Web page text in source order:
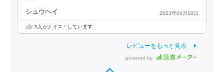
シュウヘイ 2023年04月10日
1 人がナイス！しています
レビューをもっと見る
powered by